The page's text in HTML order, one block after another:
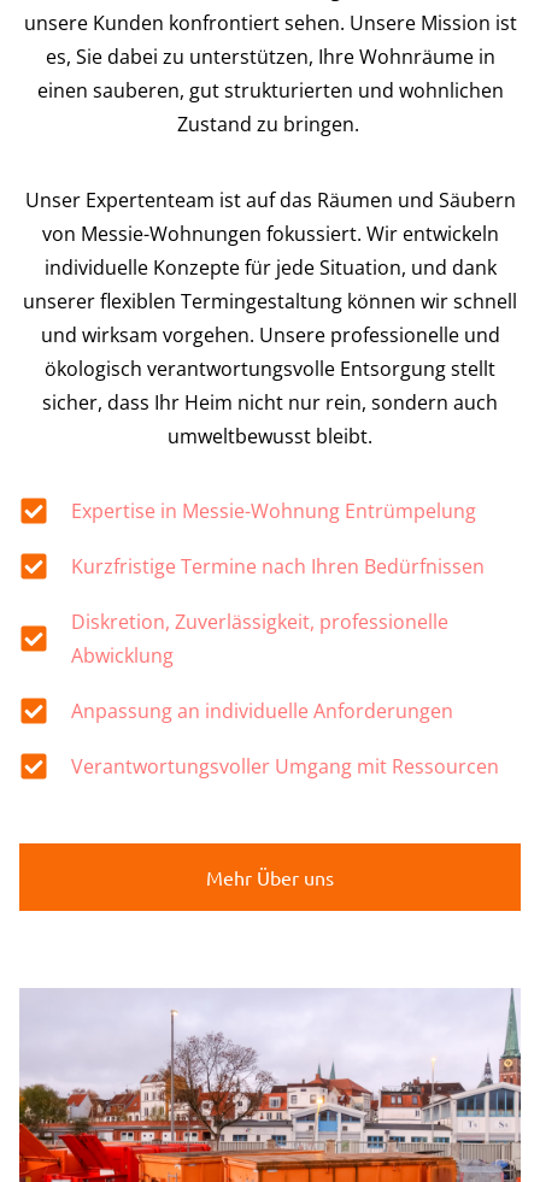
unsere Kunden konfrontiert sehen. Unsere Mission ist
es, Sie dabei zu unterstützen, Ihre Wohnräume in
einen sauberen, gut strukturierten und wohnlichen
Zustand zu bringen.
Unser Expertenteam ist auf das Räumen und Säubern
von Messie-Wohnungen fokussiert. Wir entwickeln
individuelle Konzepte für jede Situation, und dank
unserer flexiblen Termingestaltung können wir schnell
und wirksam vorgehen. Unsere professionelle und
ökologisch verantwortungsvolle Entsorgung stellt
sicher, dass Ihr Heim nicht nur rein, sondern auch
umweltbewusst bleibt.
Expertise in Messie-Wohnung Entrümpelung
Kurzfristige Termine nach Ihren Bedürfnissen
Diskretion, Zuverlässigkeit, professionelle
Abwicklung
Anpassung an individuelle Anforderungen
Verantwortungsvoller Umgang mit Ressourcen
Mehr Über uns